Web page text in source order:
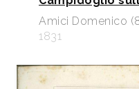
Amici Domenico
1831